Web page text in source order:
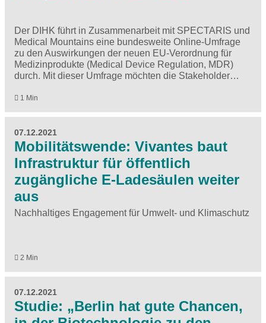
Der DIHK führt in Zusammenarbeit mit SPECTARIS und
Medical Mountains eine bundesweite Online-Umfrage
zu den Auswirkungen der neuen EU-Verordnung für
Medizinprodukte (Medical Device Regulation, MDR)
durch. Mit dieser Umfrage möchten die Stakeholder…
1 Min
07.12.2021
Mobilitätswende: Vivantes baut
Infrastruktur für öffentlich
zugängliche E-Ladesäulen weiter
aus
Nachhaltiges Engagement für Umwelt- und Klimaschutz
2 Min
07.12.2021
Studie: „Berlin hat gute Chancen,